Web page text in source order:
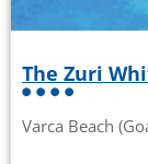
The Zuri
Varca Beach